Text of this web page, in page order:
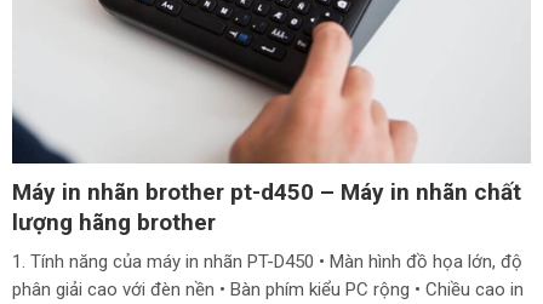
Máy in nhãn brother pt-d450 – Máy in nhãn chất
lượng hãng brother
1. Tính năng của máy in nhãn PT-D450 • Màn hình đồ họa lớn, độ
phân giải cao với đèn nền • Bàn phím kiểu PC rộng • Chiều cao in